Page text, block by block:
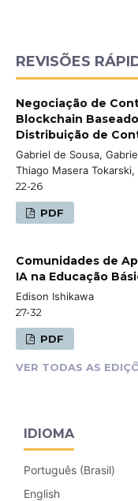
REVISÕES
Negociação de
Blockchain
Distribuição de
Gabriel de Sousa,
Thiago Masera
22-26
PDF
Comunidades de
IA na Educação
Edison Ishikawa
27-32
PDF
VER TODAS AS
IDIOMA
Português (Brasil)
English